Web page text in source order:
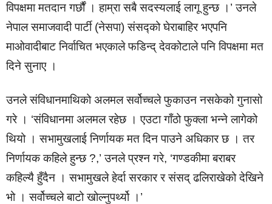
विपक्षमा मतदान गर्छौं । हाम्रा सबै सदस्यलाई लागू हुन्छ ।’ उनले
नेपाल समाजवादी पार्टी (नेसपा) संसद्को घेराबाहिर भएपनि
माओवादीबाट निर्वाचित भएकाले फडिन्द् देवकोटाले पनि विपक्षमा मत
दिने सुनाए ।
उनले संविधानमाथिको अलमल सर्वोच्चले फुकाउन नसकेको गुनासो
गरे । ‘संविधानमा अलमल रहेछ । एउटा गाँठो फुक्ला भन्ने लागेको
थियो । सभामुखलाई निर्णायक मत दिन पाउने अधिकार छ । तर
निर्णायक कहिले हुन्छ ?,’ उनले प्रश्न गरे, ‘गण्डकीमा बराबर
कहिल्यै हुँदैन । सभामुखले हेर्दा सरकार र संसद् ढलिराखेको देखिने
भो । सर्वोच्चले बाटो खोल्नुपर्थ्यो ।’